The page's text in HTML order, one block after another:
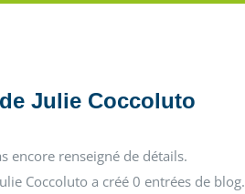
Julie Coccoluto
encore renseigné de détails.
Coccoluto a créé 0 entrées de blog.